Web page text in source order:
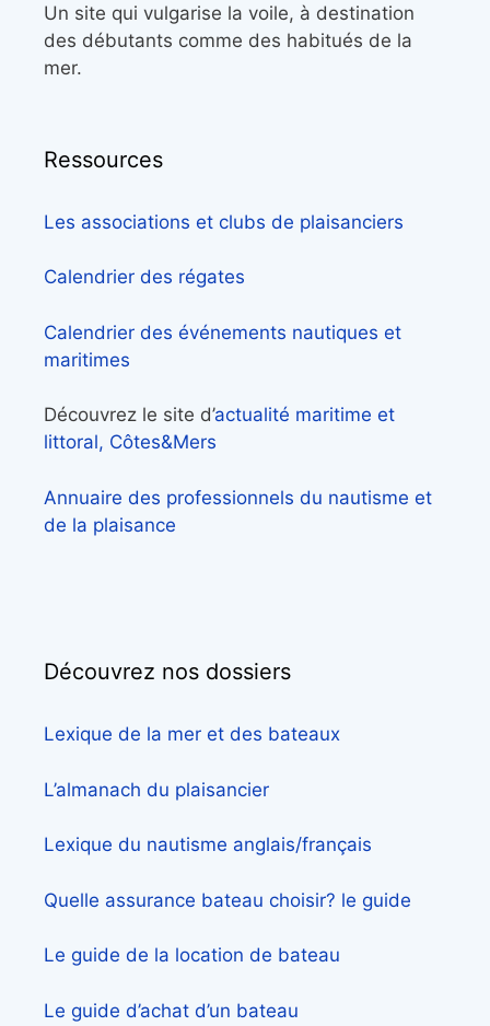
Un site qui vulgarise la voile, à destination
des débutants comme des habitués de la
mer.
Ressources
Les associations et clubs de plaisanciers
Calendrier des régates
Calendrier des événements nautiques et
maritimes
Découvrez le site d’actualité maritime et
littoral, Côtes&Mers
Annuaire des professionnels du nautisme et
de la plaisance
Découvrez nos dossiers
Lexique de la mer et des bateaux
L’almanach du plaisancier
Lexique du nautisme anglais/français
Quelle assurance bateau choisir? le guide
Le guide de la location de bateau
Le guide d’achat d’un bateau